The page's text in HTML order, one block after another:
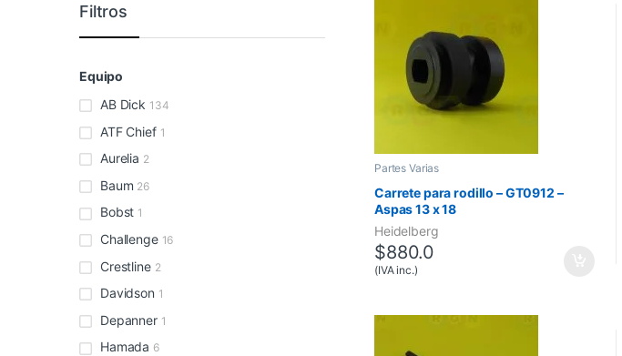
Partes Varias
Carrete para rodillo – GT0912 –
Aspas 13 x 18
Heidelberg
$880.0
(IVA inc.)
Filtros
Equipo
AB Dick 134
ATF Chief 1
Aurelia 2
Baum 26
Bobst 1
Challenge 16
Crestline 2
Davidson 1
Depanner 1
Hamada 6